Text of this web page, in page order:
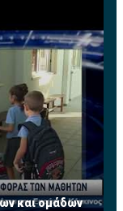
και ομάδων